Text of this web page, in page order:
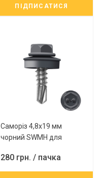
ПІДПИСАТИСЯ
Саморіз 4,8х19 мм
чорний SWMH для
профілю до легких
металевих конструкцій
280 грн. / пачка